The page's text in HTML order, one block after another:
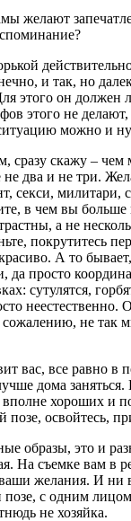
и так, но
этого он
этого не
можно и
скажу –
два и не три.
в чем вы
а не
покрутитесь
А то
просто
сутулятся,
не
вас, все равно
дома
хороших и
освойтесь,
образы, это и
съемке вам в
желания. И
с одним
не хозяйка.